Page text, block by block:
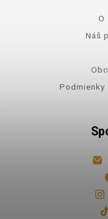
O
Náš
Podmienky